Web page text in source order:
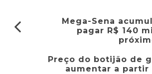
Mega-Sena
pagar R$ 140
Preço do botijão de
aumentar a partir